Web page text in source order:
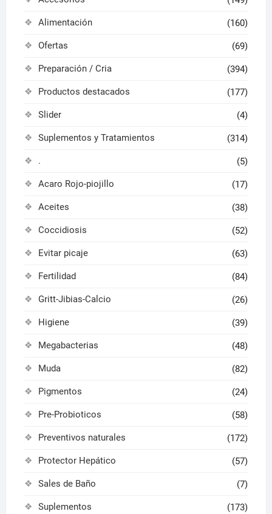
Alimentación (160)
Ofertas (69)
Preparación / Cria (394)
Productos destacados (177)
Slider (4)
Suplementos y Tratamientos (314)
. (5)
Acaro Rojo-piojillo (17)
Aceites (38)
Coccidiosis (52)
Evitar picaje (63)
Fertilidad (84)
Gritt-Jibias-Calcio (26)
Higiene (39)
Megabacterias (48)
Muda (82)
Pigmentos (24)
Pre-Probioticos (58)
Preventivos naturales (172)
Protector Hepático (57)
Sales de Baño (7)
Suplementos (173)